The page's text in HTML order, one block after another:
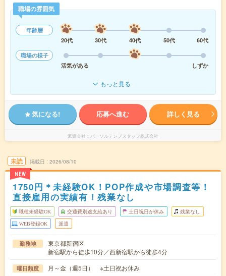
職場の雰囲気
年齢層
20代
30代 40代 50代
60代
職場の様子
活気がある
しずか
もっと見る
気になる! 応募へ進む 詳しく見る
派遣会社 パーソルテンプスタッフ株式会社
未読
NEW
掲載日 2026/08/10
1750円＊未経験OK！POP作成や市場調査等！
直接雇用の実績有！残業なし
職種未経験OK 交通費別途支給あり 土日祝日が休み 残業なし
WEB登録OK 派遣
勤務地
東京都新宿区
新宿駅から徒歩10分／西新宿駅から徒歩4分
曜日頻度 月～金（週5日） ※土日祝お休み